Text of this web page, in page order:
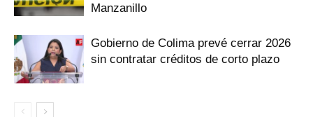
Manzanillo
Gobierno de Colima prevé cerrar 2026
sin contratar créditos de corto plazo